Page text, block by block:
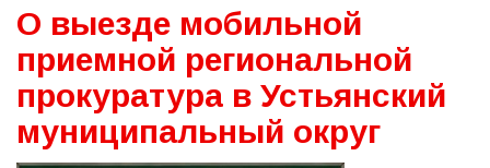
О выезде мобильной
приемной региональной
прокуратура в Устьянский
муниципальный округ